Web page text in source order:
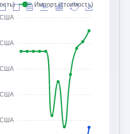
США
США
США
США
США
Импорт (стоимость)